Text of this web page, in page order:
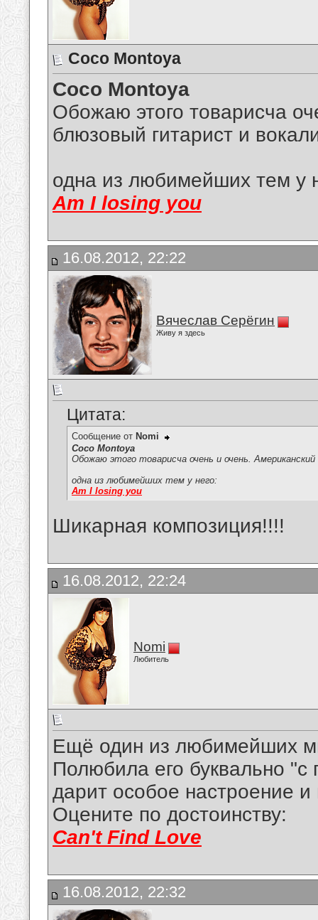
Coco Montoya
Coco Montoya
Обожаю этого товарисча
блюзовый гитарист и
одна из любимейших тем у
Am I losing you
16.08.2012, 22:22
Вячеслав Серёгин
Живу я здесь
Цитата:
Сообщение от Nomi
Coco Montoya
Обожаю этого товарисча очень и очень.
одна из любимейших тем у него:
Am I losing you
Шикарная композиция!!!!
16.08.2012, 22:24
Nomi
Любитель
Ещё один из любимейших
Полюбила его буквально "с
дарит особое настроение
Оцените по достоинству:
Can't Find Love
16.08.2012, 22:32